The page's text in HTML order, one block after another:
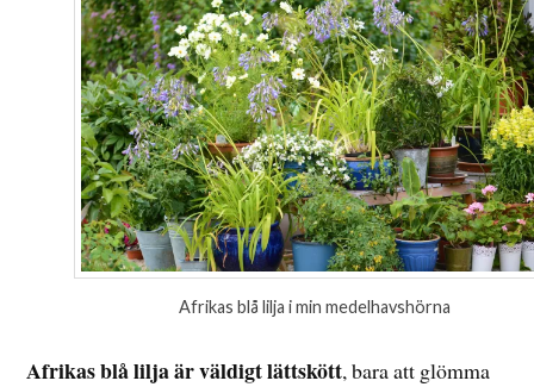
Afrikas blå lilja i min medelhavshörna
Afrikas blå lilja är väldigt lättskött, bara att glömma